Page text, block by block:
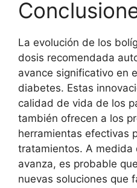
La evolución de los
dosis recomendada
avance significativo en
diabetes. Estas
calidad de vida de los
también ofrecen a los
herramientas efectivas
tratamientos. A medida
avanza, es probable
nuevas soluciones que